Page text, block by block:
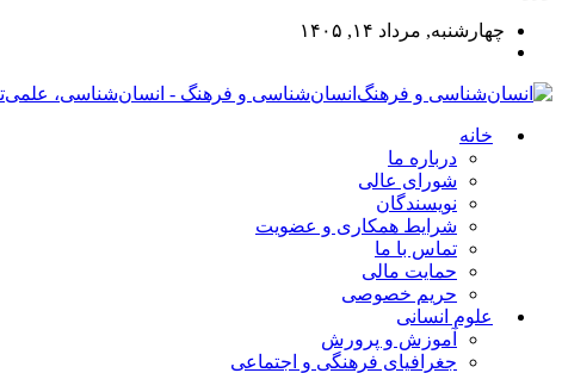
چهارشنبه, مرداد ۱۴, ۱۴۰۵
انسان‌شناسی و فرهنگ - انسان‌شناسی،
خانه
درباره ما
شورای عالی
نویسندگان
شرایط همکاری و عضویت
تماس با ما
حمایت مالی
حریم خصوصی
علوم انسانی
آموزش و پرورش
جغرافیای فرهنگی و اجتماعی